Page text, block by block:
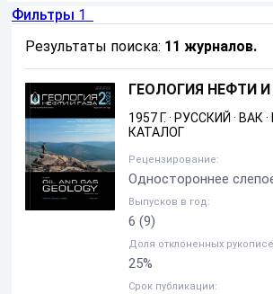
Фильтры 1
Результаты поиска: 11 журналов.
ГЕОЛОГИЯ НЕФТИ И
1957 Г.· РУССКИЙ · ВАК·
КАТАЛОГ
Рецензирование:
Одностороннее
Выпусков в год:
6 (9)
Доля отклоненных
25%
Срок публикации: